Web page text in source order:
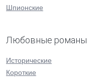
Шпионские
Любовные романы
Исторические
Короткие